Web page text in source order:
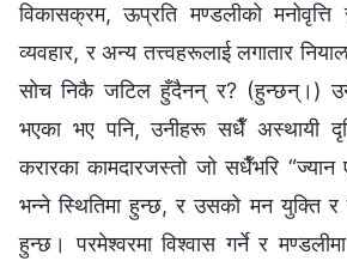
विकासक्रम, ऊप्रति मण्डलीको
व्यवहार, र अन्य तत्त्वहरूलाई लगातार
सोच निकै जटिल हुँदैनन् र? (हुन्छन्।)
भएका भए पनि, उनीहरू सधैँ अस्थायी
करारका कामदारजस्तो जो सधैँभरि “ज्यान
भन्ने स्थितिमा हुन्छ, र उसको मन युक्ति
हुन्छ। परमेश्‍वरमा विश्‍वास गर्ने र